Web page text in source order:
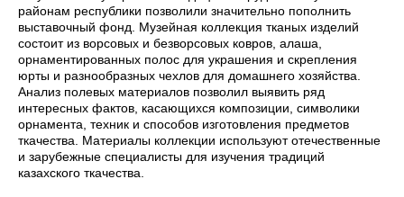
районам республики позволили значительно пополнить
выставочный фонд. Музейная коллекция тканых изделий
состоит из ворсовых и безворсовых ковров, алаша,
орнаментированных полос для украшения и скрепления
юрты и разнообразных чехлов для домашнего хозяйства.
Анализ полевых материалов позволил выявить ряд
интересных фактов, касающихся композиции, символики
орнамента, техник и способов изготовления предметов
ткачества. Материалы коллекции используют отечественные
и зарубежные специалисты для изучения традиций
казахского ткачества.